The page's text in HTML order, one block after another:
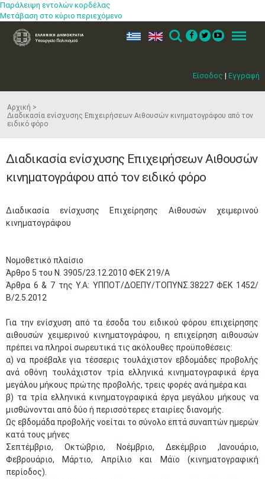
Παράλειψη εντολών κορδέλας
Μετάβαση στο κύριο περιεχόμενο
Είσοδος | Εγγραφή
ελ en Search Menu
Αρχική
Διαδικασία ενίσχυσης Επιχειρήσεων Αιθουσών κινηματογράφου από τον
ειδικό φόρο
Διαδικασία ενίσχυσης Επιχειρήσεων Αιθουσών
κινηματογράφου από τον ειδικό φόρο
Διαδικασία ενίσχυσης Επιχείρησης Αιθουσών χειμερινού
κινηματογράφου
Νομοθετικό πλαίσιο
Άρθρο 5 του Ν. 3905/23.12.2010 ΦΕΚ 219/Α
Άρθρα 6 & 7 της Υ.Α: ΥΠΠΟΤ/ΔΟΕΠΥ/ΤΟΠΥΝΣ.38227 ΦΕΚ 1452/
Β/2.5.2012
Για την ενίσχυση από τα έσοδα του ειδικού φόρου επιχείρησης
αιθουσών χειμερινού κινηματογράφου, η επιχείρηση αιθουσών
πρέπει να πληροί σωρευτικά τις ακόλουθες προϋποθέσεις:
α) να προέβαλε για τέσσερις τουλάχιστον εβδομάδες προβολής
ανά οθόνη τουλάχιστον τρία ελληνικά κινηματογραφικά έργα
μεγάλου μήκους πρώτης προβολής, τρεις φορές ανά ημέρα και
β) τα τρία ελληνικά κινηματογραφικά έργα μεγάλου μήκους να
μισθώνονται από δύο ή περισσότερες εταιρίες διανομής.
Ως εβδομάδα προβολής νοείται το σύνολο επτά συναπτών ημερών
κατά τους μήνες
Σεπτέμβριο, Οκτώβριο, Νοέμβριο, Δεκέμβριο ,Ιανουάριο,
Φεβρουάριο, Μάρτιο, Απρίλιο και Μάϊο (κινηματογραφική
περίοδος).